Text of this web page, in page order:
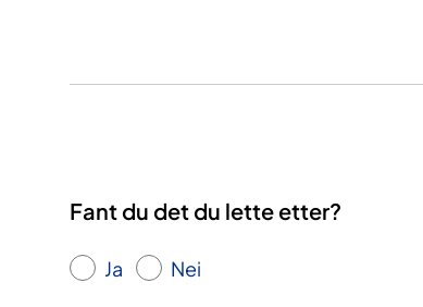
Fant du det du lette etter?
Ja Nei